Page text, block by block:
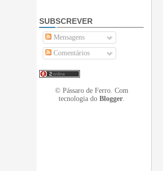
SUBSCREVER
Mensagens
Comentários
© Pássaro de Ferro. Com
tecnologia do Blogger.